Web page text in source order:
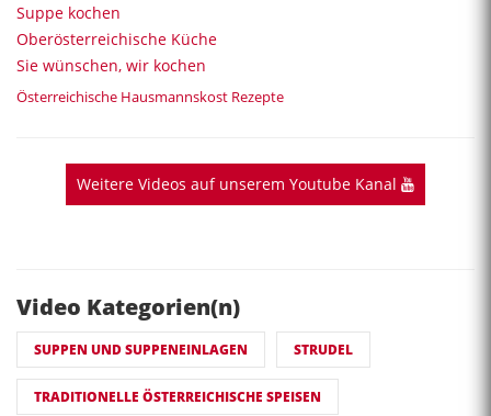
Suppe kochen
Oberösterreichische Küche
Sie wünschen, wir kochen
Österreichische Hausmannskost Rezepte
Weitere Videos auf unserem Youtube Kanal
Video Kategorien(n)
SUPPEN UND SUPPENEINLAGEN STRUDEL
TRADITIONELLE ÖSTERREICHISCHE SPEISEN